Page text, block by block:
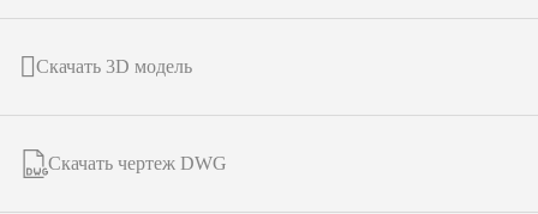
Скачать 3D модель
Скачать чертеж DWG